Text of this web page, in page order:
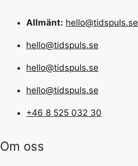
Allmänt: hello@tidspuls.se
hello@tidspuls.se
hello@tidspuls.se
hello@tidspuls.se
+46 8 525 032 30
Om oss